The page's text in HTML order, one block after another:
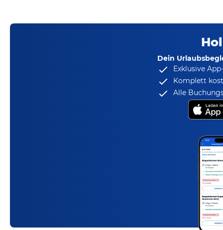
Dein
Exklusive
Komplett
Alle